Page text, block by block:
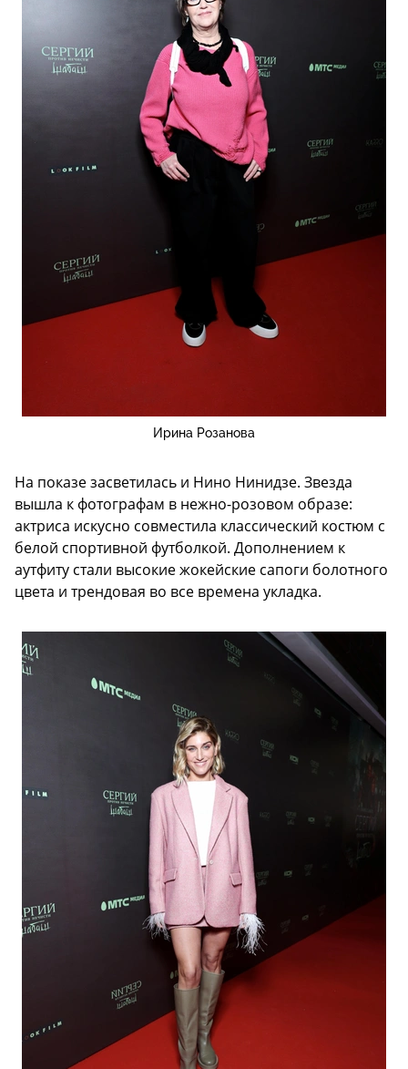
Ирина Розанова
На показе засветилась и Нино Нинидзе. Звезда
вышла к фотографам в нежно-розовом образе:
актриса искусно совместила классический костюм с
белой спортивной футболкой. Дополнением к
аутфиту стали высокие жокейские сапоги болотного
цвета и трендовая во все времена укладка.